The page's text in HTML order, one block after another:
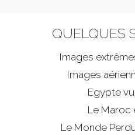
QUELQUES
Images
Images
Egypte
Le Maroc
Le Monde